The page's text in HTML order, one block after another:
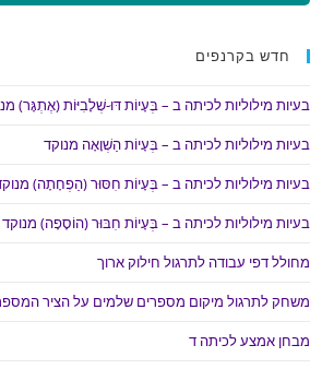
חדש בקרנפים
בעיות מילוליות לכיתה ב – בְּעָיוֹת דּוּ-שְׁלָבִיּוֹת (אֶתְגָּר)
בעיות מילוליות לכיתה ב – בְּעָיוֹת הַשְׁוָאָה מנוקד
בעיות מילוליות לכיתה ב – בְּעָיוֹת חִסּוּר (הַפְחָתָה)
בעיות מילוליות לכיתה ב – בְּעָיוֹת חִבּוּר (הוֹסָפָה) מנוקד
מחולל דפי עבודה לתרגול חילוק ארוך
משחק לתרגול מיקום מספרים שלמים על הציר
מבחן אמצע לכיתה ד